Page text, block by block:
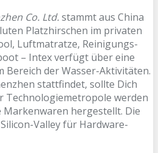
Co. Ltd. stammt aus China
Platzhirschen im privaten
Luftmatratze, Reinigungs-
– Intex verfügt über eine
Bereich der Wasser-Aktivitäten.
stattfindet, sollte Dich
Technologiemetropole werden
Markenwaren hergestellt. Die
Valley für Hardware-